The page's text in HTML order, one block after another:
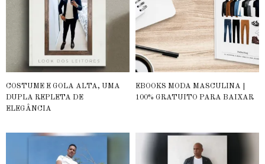
COSTUME E GOLA ALTA, UMA
DUPLA REPLETA DE
ELEGÂNCIA
EBOOKS MODA MASCULINA |
100% GRATUITO PARA BAIXAR